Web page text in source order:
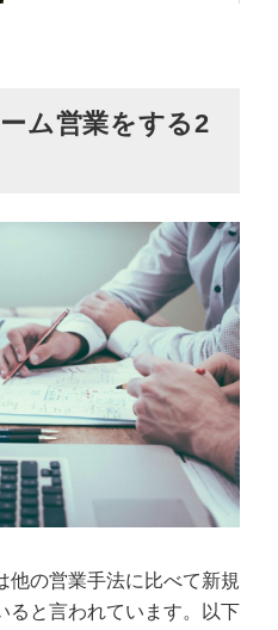
ム営業をする2
他の営業手法に比べて新規
ると言われています。以下